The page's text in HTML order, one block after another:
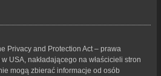
Privacy and Protection Act – prawa
USA, nakładającego na właścicieli stron
mogą zbierać informacje od osób